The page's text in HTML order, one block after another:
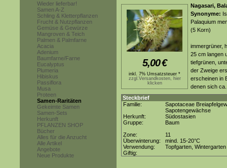
Wieder lieferbar!
Samen A-Z
Schling & Kletterpflanzen
Frucht & Nutzpflanzen
Gemüse & Gewürze
Mangroven & Teich
Palmen & Palmfarne
Acacia
Adenium
Baumfarne/Farne
Eucalyptus
Plumeria
Hibiskus
Passiflora
Musa
Proteen
Samen-Raritäten
Gekeimte Samen
Samen-Sets
Herkunft
PFLANZEN SHOP
Bücher
Alles für die Anzucht
Alle Artikel
Angebote
Neue Produkte
5,00€
inkl. 7% Umsatzsteuer *
zzgl.Versandkosten, hier
klicken
Nagasari,
Synonyme:
Palaquium
(5 Korn)
immergrüner,
25 cm langen
tiefgrünen,
der Zweige
erscheinen in
denen sich
Steckbrief
Familie:
Sapotaceae
Sapotengewächse
Herkunft:
Südostasien
Gruppe:
Baum
Zone:
11
Überwinterung:
mind. 15-20°C
Verwendung:
Topfgarten, Wintergarten
Giftig: